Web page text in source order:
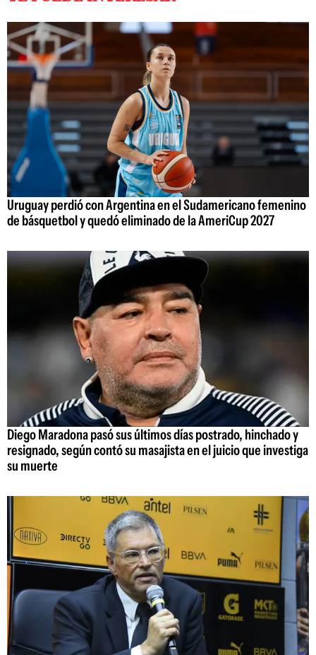
Uruguay perdió con Argentina en el Sudamericano femenino
de básquetbol y quedó eliminado de la AmeriCup 2027
Diego Maradona pasó sus últimos días postrado, hinchado y
resignado, según contó su masajista en el juicio que investiga
su muerte